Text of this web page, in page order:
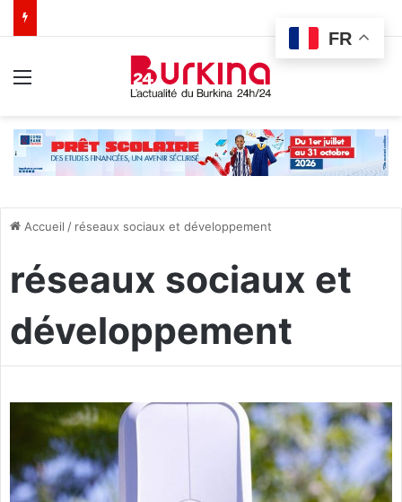
Accueil / réseaux sociaux et développement
réseaux sociaux et
développement
FR